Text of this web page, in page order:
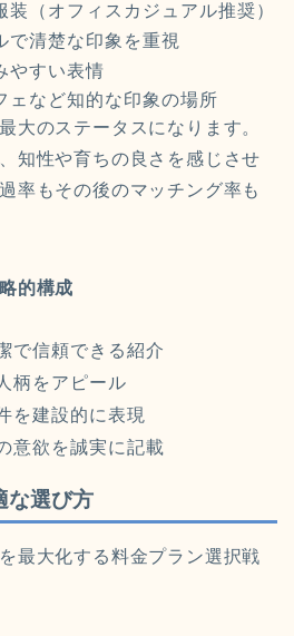
装（オフィスカジュアル推奨）
で清楚な印象を重視
やすい表情
ェなど知的な印象の場所
大のステータスになります。
知性や育ちの良さを感じさせ
率もその後のマッチング率も
的構成
で信頼できる紹介
柄をアピール
を建設的に表現
意欲を誠実に記載
な選び方
最大化する料金プラン選択戦